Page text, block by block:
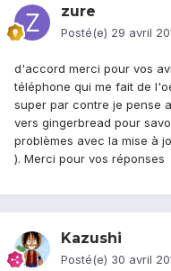
zure
Posté(e) 29 avril
d'accord merci pour vos
téléphone qui me fait de
super par contre je pense
vers gingerbread pour
problèmes avec la mise à
). Merci pour vos réponses
Kazushi
Posté(e) 30 avril